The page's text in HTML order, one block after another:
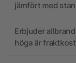
jämfört med
Erbjuder
höga är